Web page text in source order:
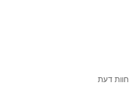
חוות דעת